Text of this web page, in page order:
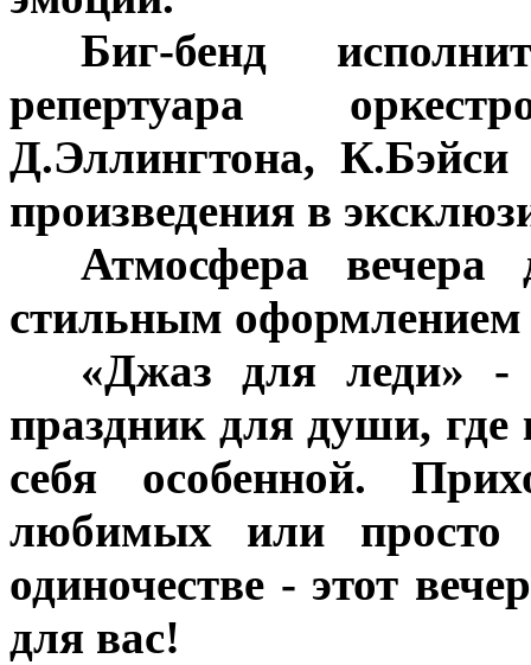
Биг-бенд
репертуара
Д.Эллингтона,
произведения в
Атмосфера вечера
стильным
«Джаз для леди» -
праздник для души,
себя особенной.
любимых или просто
одиночестве - этот
для вас!